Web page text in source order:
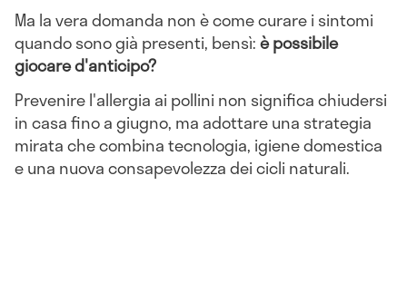
Ma la vera domanda non è come curare i sintomi
quando sono già presenti, bensì:è possibile
giocare d'anticipo?
Prevenire l'allergia ai pollini non significa chiudersi
in casa fino a giugno, ma adottare una strategia
mirata che combina tecnologia, igiene domestica
e una nuova consapevolezza dei cicli naturali.